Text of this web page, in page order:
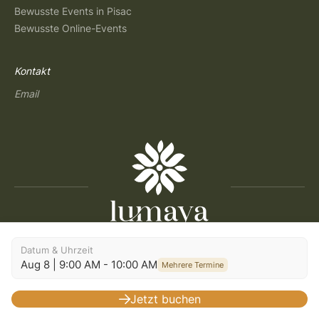
Datum & Uhrzeit
Aug 8 | 9:00 AM - 10:00 AM Mehrere Termine
Jetzt buchen
Bewusste Events in Pisac
Bewusste Online-Events
Kontakt
Email
Allgemeine Geschäftsbedingungen|Datenschutzerklärung